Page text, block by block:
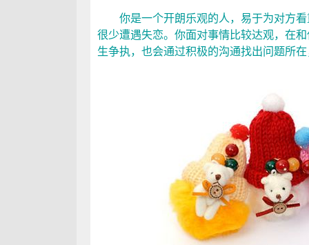
你是一个开朗乐观的人，易于为对方看
很少遭遇失恋。你面对事情比较达观，在
生争执，也会通过积极的沟通找出问题所